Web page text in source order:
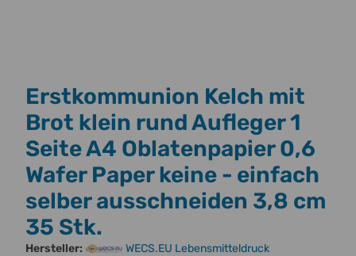
Erstkommunion Kelch mit
Brot klein rund Aufleger 1
Seite A4 Oblatenpapier 0,6
Wafer Paper keine - einfach
selber ausschneiden 3,8 cm
35 Stk.
Hersteller:
WECS.EU Lebensmitteldruck